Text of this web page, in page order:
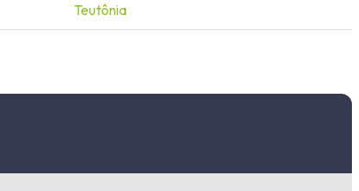
Teutônia